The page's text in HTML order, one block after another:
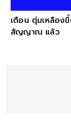
เตือน ตุ่มเหลือง
สัญญาณ แล้ว